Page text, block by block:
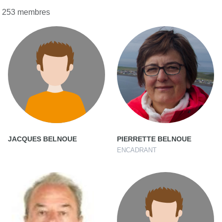
253 membres
JACQUES BELNOUE PIERRETTE BELNOUE
ENCADRANT